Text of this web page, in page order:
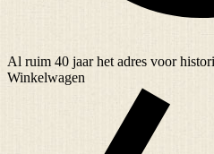
Al ruim 40 jaarhet adres voor
Winkelwagen